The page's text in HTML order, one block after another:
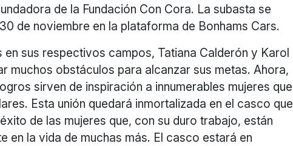
de la Fundación Con Cora. La subasta se
de noviembre en la plataforma de Bonhams Cars.
en sus respectivos campos, Tatiana Calderón y Karol
muchos obstáculos para alcanzar sus metas. Ahora,
sirven de inspiración a innumerables mujeres que
Esta unión quedará inmortalizada en el casco que
de las mujeres que, con su duro trabajo, están
en la vida de muchas más. El casco estará en